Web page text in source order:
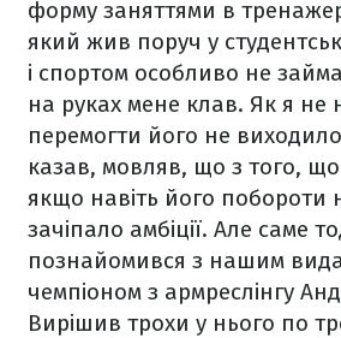
форму заняттями в
який жив поруч у
і спортом особливо не
на руках мене клав. Як я не
перемогти його не
казав, мовляв, що з того,
якщо навіть його побороти
зачіпало амбіції. Але саме
познайомився з нашим
чемпіоном з армреслінгу
Вирішив трохи у нього по